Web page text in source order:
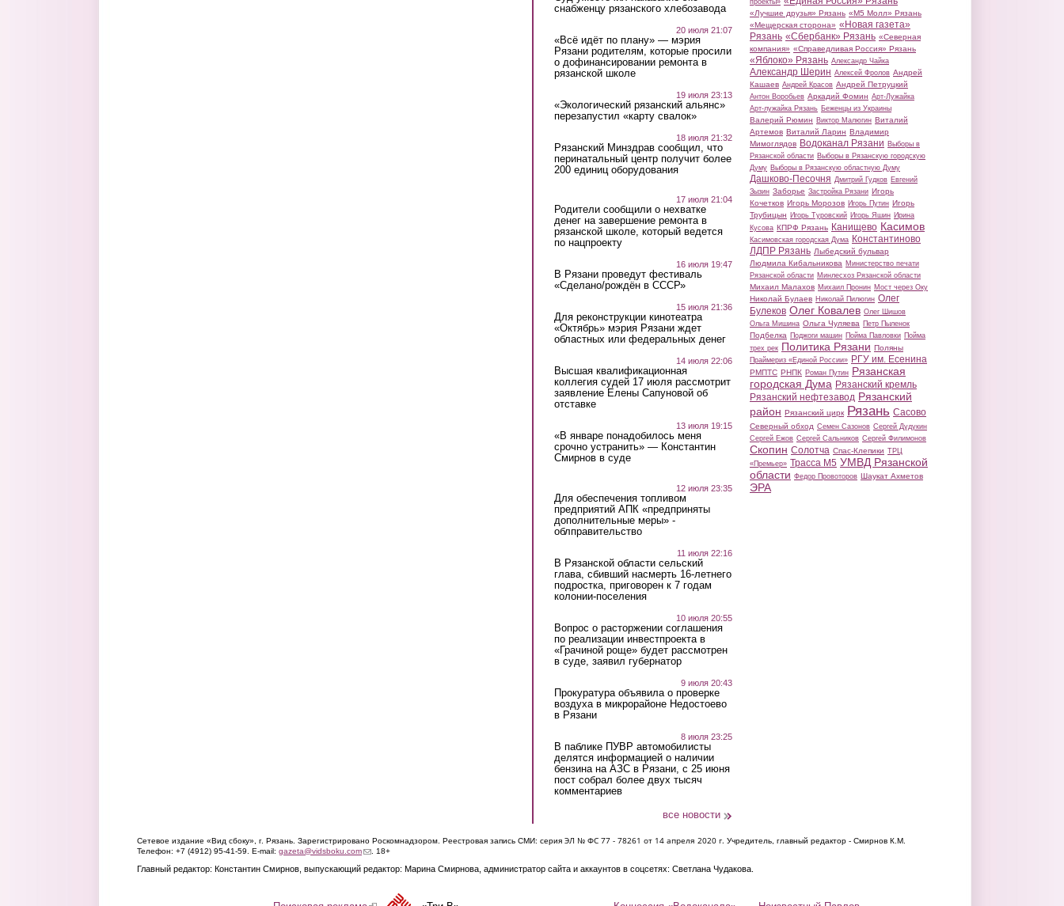
снабженцу рязанского хлебозавода
20 июля 21:07
«Всё идёт по плану» — мэрия
Рязани родителям, которые просили
о дофинансировании ремонта в
рязанской школе
19 июля 23:13
«Экологический рязанский альянс»
перезапустил «карту свалок»
18 июля 21:32
Рязанский Минздрав сообщил, что
перинатальный центр получит более
200 единиц оборудования
17 июля 21:04
Родители сообщили о нехватке
денег на завершение ремонта в
рязанской школе, который ведется
по нацпроекту
16 июля 19:47
В Рязани проведут фестиваль
«Сделано/рождён в СССР»
15 июля 21:36
Для реконструкции кинотеатра
«Октябрь» мэрия Рязани ждет
областных или федеральных денег
14 июля 22:06
Высшая квалификационная
коллегия судей 17 июля рассмотрит
заявление Елены Сапуновой об
отставке
13 июля 19:15
«В январе понадобилось меня
срочно устранить» — Константин
Смирнов в суде
12 июля 23:35
Для обеспечения топливом
предприятий АПК «предприняты
дополнительные меры» -
облправительство
11 июля 22:16
В Рязанской области сельский
глава, сбивший насмерть 16-летнего
подростка, приговорен к 7 годам
колонии-поселения
10 июля 20:55
Вопрос о расторжении соглашения
по реализации инвестпроекта в
«Грачиной роще» будет рассмотрен
в суде, заявил губернатор
9 июля 20:43
Прокуратура объявила о проверке
воздуха в микрорайоне Недостоево
в Рязани
8 июля 23:25
В паблике ПУВР автомобилисты
делятся информацией о наличии
бензина на АЗС в Рязани, с 25 июня
пост собрал более двух тысяч
комментариев
все новости
проекты»
«Лучшие друзья» Рязань «М5 Молл» Рязань
«Мещерская сторона» «Новая газета»
Рязань «Сбербанк» Рязань «Северная
компания» «Справедливая Россия» Рязань
«Яблоко» Рязань Александр Чайка
Александр Шерин Алексей Фролов Андрей
Кашаев Андрей Красов Андрей Петруцкий
Антон Воробьев Аркадий Фомин Арт-Лужайка
Арт-лужайка Рязань Беженцы из Украины
Валерий Рюмин Виктор Малюгин Виталий
Артемов Виталий Ларин Владимир
Мимоглядов Водоканал Рязани Выборы в
Рязанской области Выборы в Рязанскую городскую
Думу Выборы в Рязанскую областную Думу
Дашково-Песочня Дмитрий Гудков Евгений
Зызин Заборье Застройка Рязани Игорь
Кочетков Игорь Морозов Игорь Путин Игорь
Трубицын Игорь Туровский Игорь Яшин Ирина
Кусова КПРФ Рязань Канищево Касимов
Касимовская городская Дума Константиново
ЛДПР Рязань Лыбедский бульвар
Людмила Кибальникова Министерство печати
Рязанской области Минлесхоз Рязанской области
Михаил Малахов Михаил Пронин Мост через Оку
Николай Булаев Николай Пилюгин Олег
Булеков Олег Ковалев Олег Шишов
Ольга Мишина Ольга Чуляева Петр Пыленок
Подбелка Поджоги машин Пойма Павловки Пойма
трех рек Политика Рязани Поляны
Праймериз «Единой России» РГУ им. Есенина
РМПТС РНПК Роман Путин Рязанская
городская Дума Рязанский кремль
Рязанский нефтезавод Рязанский
район Рязанский цирк Рязань Сасово
Северный обход Семен Сазонов Сергей Дудукин
Сергей Ежов Сергей Сальников Сергей Филимонов
Скопин Солотча Спас-Клепики ТРЦ
«Премьер» Трасса М5 УМВД Рязанской
области Федор Провоторов Шаукат Ахметов
ЭРА
Сетевое издание «Вид сбоку», г. Рязань. Зарегистрировано Роскомнадзором. Реестровая запись СМИ: серия ЭЛ № ФС 77 - 78261 от 14 апреля 2020 г. Учредитель, главный редактор - Смирнов К.М.
Телефон: +7 (4912) 95-41-59. E-mail: gazeta@vidsboku.com(link sends e-mail)
. 18+
Главный редактор: Константин Смирнов, выпускающий редактор: Марина Смирнова, администратор сайта и аккаунтов в соцсетях: Светлана Чудакова.